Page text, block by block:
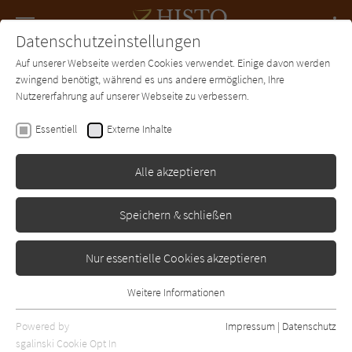
SUCHE Forum Charts Newsletter
Janice Y. K. Lee
Die Klavierlehrerin
Erschienen: Januar 2010
Datenschutzeinstellungen
Auf unserer Webseite werden Cookies verwendet. Einige davon werden
zwingend benötigt, während es uns andere ermöglichen, Ihre
Nutzererfahrung auf unserer Webseite zu verbessern.
Essentiell Externe Inhalte
Alle akzeptieren
Speichern & schließen
Nur essentielle Cookies akzeptieren
Essentielle Cookies werden für grundlegende Funktionen der
Webseite benötigt. Dadurch ist gewährleistet, dass die Webseite
Weitere Informationen
Powered by
sgalinski Cookie Opt In
Impressum | Datenschutz